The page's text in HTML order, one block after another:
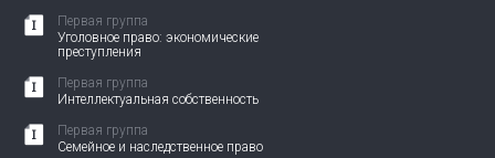
Первая группа
Уголовное право: экономические
преступления
Первая группа
Интеллектуальная собственность
Первая группа
Семейное и наследственное право